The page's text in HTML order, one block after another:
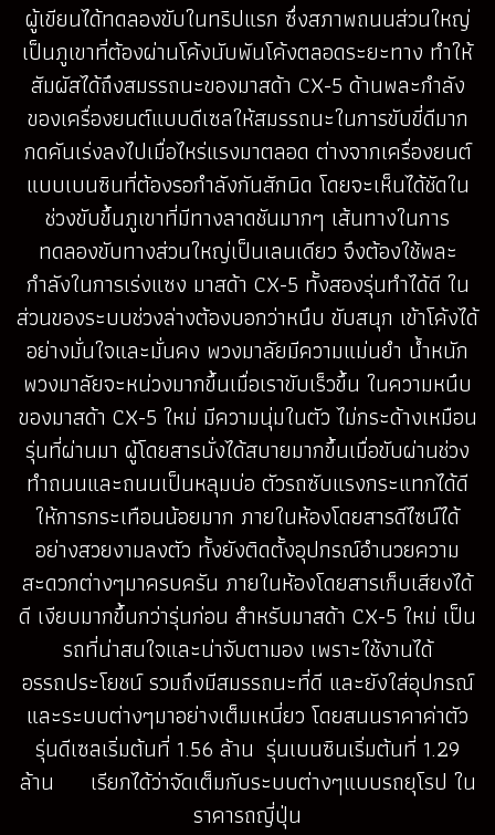
ผู้เขียนได้ทดลองขับในทริปแรก ซึ่งสภาพถนนส่วนใหญ่
เป็นภูเขาที่ต้องผ่านโค้งนับพันโค้งตลอดระยะทาง ทำให้
สัมผัสได้ถึงสมรรถนะของมาสด้า CX-5 ด้านพละกำลัง
ของเครื่องยนต์แบบดีเซลให้สมรรถนะในการขับขี่ดีมาก
กดคันเร่งลงไปเมื่อไหร่แรงมาตลอด ต่างจากเครื่องยนต์
แบบเบนซินที่ต้องรอกำลังกันสักนิด โดยจะเห็นได้ชัดใน
ช่วงขับขึ้นภูเขาที่มีทางลาดชันมากๆ เส้นทางในการ
ทดลองขับทางส่วนใหญ่เป็นเลนเดียว จึงต้องใช้พละ
กำลังในการเร่งแซง มาสด้า CX-5 ทั้งสองรุ่นทำได้ดี ใน
ส่วนของระบบช่วงล่างต้องบอกว่าหนึบ ขับสนุก เข้าโค้งได้
อย่างมั่นใจและมั่นคง พวงมาลัยมีความแม่นยำ น้ำหนัก
พวงมาลัยจะหน่วงมากขึ้นเมื่อเราขับเร็วขึ้น ในความหนึบ
ของมาสด้า CX-5 ใหม่ มีความนุ่มในตัว ไม่กระด้างเหมือน
รุ่นที่ผ่านมา ผู้โดยสารนั่งได้สบายมากขึ้นเมื่อขับผ่านช่วง
ทำถนนและถนนเป็นหลุมบ่อ ตัวรถซับแรงกระแทกได้ดี
ให้การกระเทือนน้อยมาก ภายในห้องโดยสารดีไซน์ได้
อย่างสวยงามลงตัว ทั้งยังติดตั้งอุปกรณ์อำนวยความ
สะดวกต่างๆมาครบครัน ภายในห้องโดยสารเก็บเสียงได้
ดี เงียบมากขึ้นกว่ารุ่นก่อน สำหรับมาสด้า CX-5 ใหม่ เป็น
รถที่น่าสนใจและน่าจับตามอง เพราะใช้งานได้
อรรถประโยชน์ รวมถึงมีสมรรถนะที่ดี และยังใส่อุปกรณ์
และระบบต่างๆมาอย่างเต็มเหนี่ยว โดยสนนราคาค่าตัว
รุ่นดีเซลเริ่มต้นที่ 1.56 ล้าน รุ่นเบนซินเริ่มต้นที่ 1.29
ล้าน เรียกได้ว่าจัดเต็มกับระบบต่างๆแบบรถยุโรป ใน
ราคารถญี่ปุ่น